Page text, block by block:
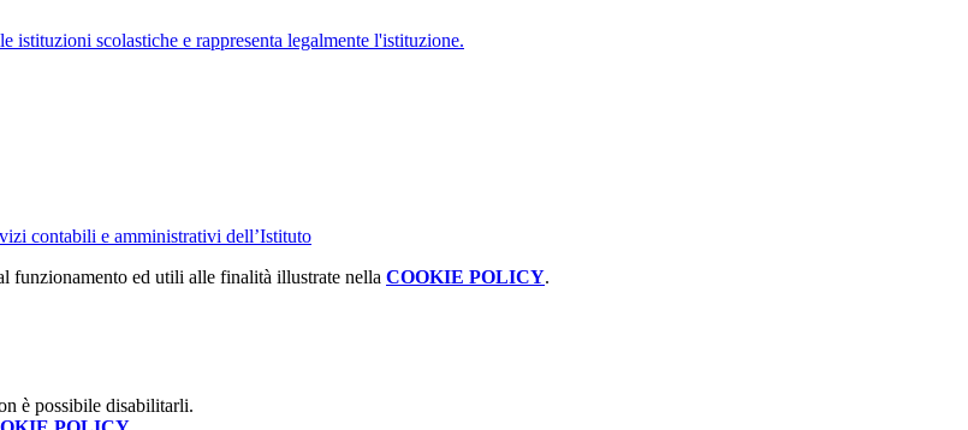
istituzioni scolastiche e rappresenta legalmente l'istituzione.
contabili e amministrativi dell’Istituto
funzionamento ed utili alle finalità illustrate nella COOKIE POLICY.
è possibile disabilitarli.